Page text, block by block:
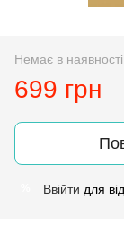
Немає в наявності
699 грн
Ввійти для